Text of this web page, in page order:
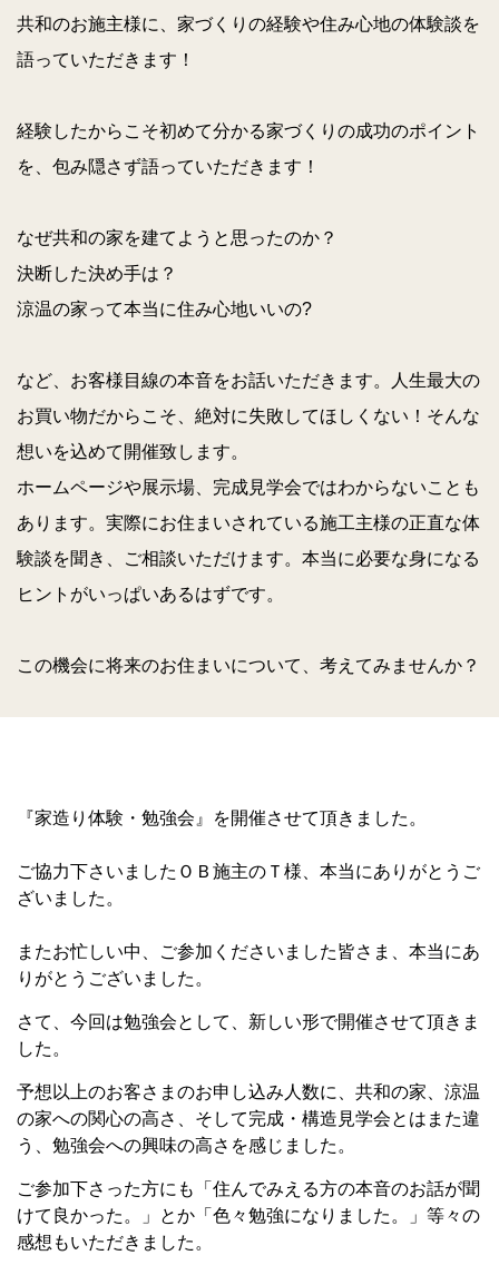
共和のお施主様に、家づくりの経験や住み心地の体験談を
語っていただきます！
経験したからこそ初めて分かる家づくりの成功のポイント
を、包み隠さず語っていただきます！
なぜ共和の家を建てようと思ったのか？
決断した決め手は？
涼温の家って本当に住み心地いいの?
など、お客様目線の本音をお話いただきます。人生最大の
お買い物だからこそ、絶対に失敗してほしくない！そんな
想いを込めて開催致します。
ホームページや展示場、完成見学会ではわからないことも
あります。実際にお住まいされている施工主様の正直な体
験談を聞き、ご相談いただけます。本当に必要な身になる
ヒントがいっぱいあるはずです。
この機会に将来のお住まいについて、考えてみませんか？
『家造り体験・勉強会』を開催させて頂きました。
ご協力下さいましたＯＢ施主のＴ様、本当にありがとうご
ざいました。
またお忙しい中、ご参加くださいました皆さま、本当にあ
りがとうございました。
さて、今回は勉強会として、新しい形で開催させて頂きま
した。
予想以上のお客さまのお申し込み人数に、共和の家、涼温
の家への関心の高さ、そして完成・構造見学会とはまた違
う、勉強会への興味の高さを感じました。
ご参加下さった方にも「住んでみえる方の本音のお話が聞
けて良かった。」とか「色々勉強になりました。」等々の
感想もいただきました。